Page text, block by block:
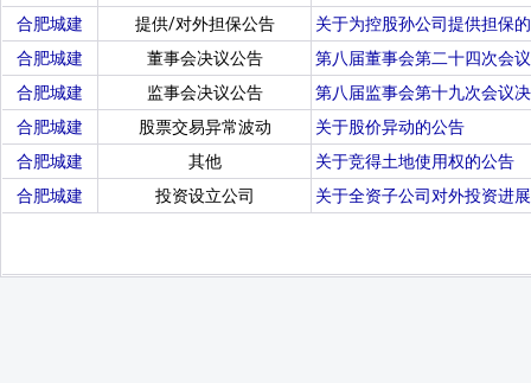
合肥城建
提供/对外担保公告
关于为控股孙公司提供担保
合肥城建
董事会决议公告
第八届董事会第二十四次会
合肥城建
监事会决议公告
第八届监事会第十九次会议
合肥城建
股票交易异常波动
关于股价异动的公告
合肥城建
其他
关于竞得土地使用权的公告
合肥城建
投资设立公司 关于全资子公司对外投资进